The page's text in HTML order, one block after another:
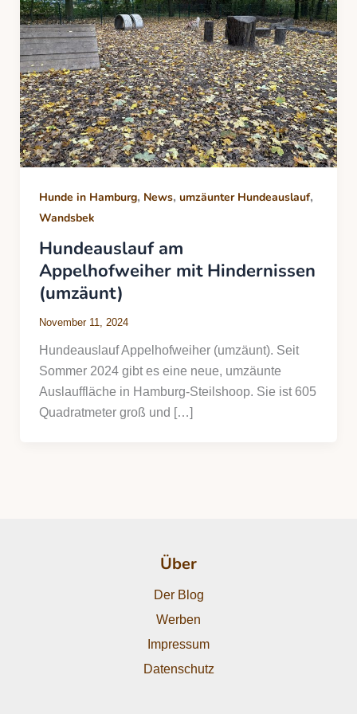
Hunde in Hamburg, News, umzäunter Hundeauslauf,
Wandsbek
Hundeauslauf am
Appelhofweiher mit Hindernissen
(umzäunt)
November 11, 2024
Hundeauslauf Appelhofweiher (umzäunt). Seit
Sommer 2024 gibt es eine neue, umzäunte
Auslauffläche in Hamburg-Steilshoop. Sie ist 605
Quadratmeter groß und […]
Über
Der Blog
Werben
Impressum
Datenschutz